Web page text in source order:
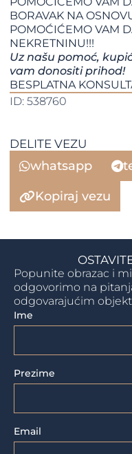
BORAVAK NA
​​​​​​​POMOĆIĆEMO VAM
NEKRETNINU!!!
Uz našu pomoć,
vam donositi prihod!
BESPLATNA
ID: 538760
DELITE VEZU
whatsapp
Kopiraj vezu
Popunite obrazac i
odgovorimo na
odgovarajućim
Ime
Prezime
Email